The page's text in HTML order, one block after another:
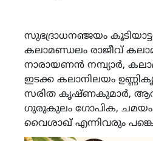
സുഭദ്രാധനഞ്ജയം
കലാമണ്ഡലം രാജീവ്
നാരായണൻ നമ്പ്യാർ,
ഇടക്ക കലാനിലയം
സരിത കൃഷ്ണകുമാർ,
ഗുരുകുലം ഗോപിക,
വൈശാഖ് എന്നിവരും